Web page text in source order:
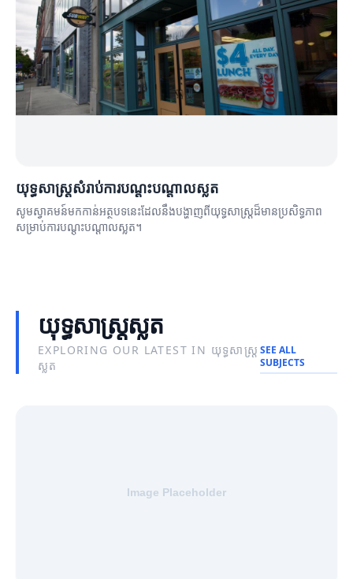
យុទ្ធសាស្ត្រសំរាប់ការបណ្តុះបណ្តាលស្លត
សូមស្វាគមន៍មកកាន់អត្ថបទនេះដែលនឹងបង្ហាញពីយុទ្ធសាស្ត្រដ៏មានប្រសិទ្ធភាព
សម្រាប់ការបណ្តុះបណ្តាលស្លត។
យុទ្ធសាស្ត្រស្លត
EXPLORING OUR LATEST IN យុទ្ធសាស្ត្រ
ស្លត
SEE ALL
SUBJECTS